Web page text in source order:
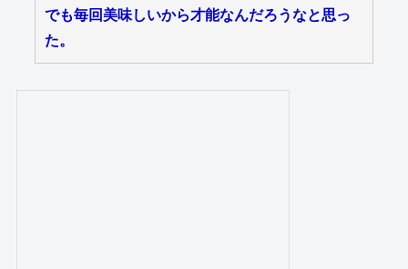
でも毎回美味しいから才能なんだろうなと思っ
た。